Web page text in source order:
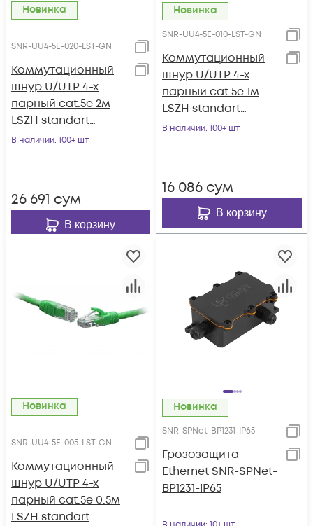
Новинка
SNR-UU4-5E-020-LST-GN
Коммутационный
шнур U/UTP 4-х
парный cat.5e 2м
LSZH standart
зеленый
В наличии: 100+ шт
26 691 сум
В корзину
Новинка
SNR-UU4-5E-010-LST-GN
Коммутационный
шнур U/UTP 4-х
парный cat.5e 1м
LSZH standart
зеленый
В наличии: 100+ шт
16 086 сум
В корзину
Новинка
SNR-UU4-5E-005-LST-GN
Коммутационный
шнур U/UTP 4-х
парный cat.5e 0.5м
LSZH standart
Новинка
SNR-SPNet-BP1231-IP65
Грозозащита
Ethernet SNR-SPNet-
BP1231-IP65